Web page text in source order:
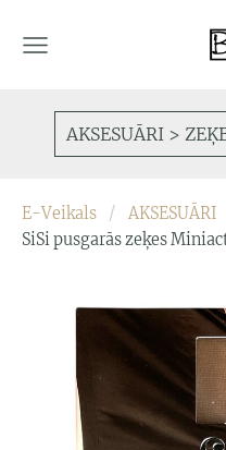
AKSESUĀRI >
E-Veikals AKSESUĀRI
SiSi pusgarās zeķes